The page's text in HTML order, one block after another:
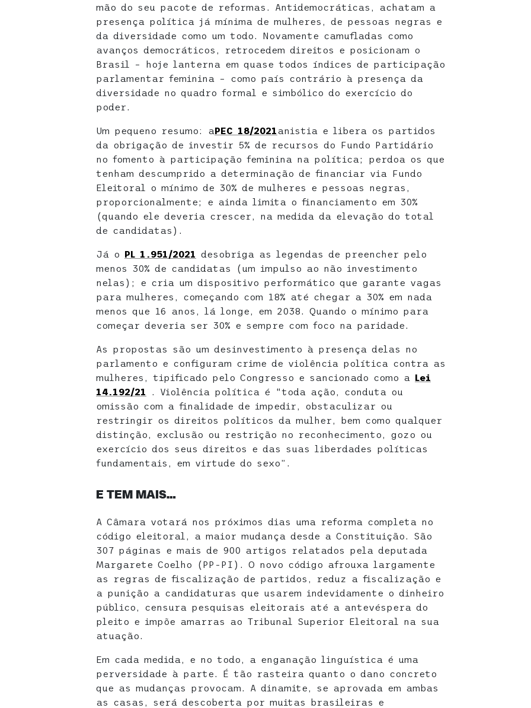
mão do seu pacote de reformas. Antidemocráticas, achatam a
presença política já mínima de mulheres, de pessoas negras e
da diversidade como um todo. Novamente camufladas como
avanços democráticos, retrocedem direitos e posicionam o
Brasil – hoje lanterna em quase todos índices de participação
parlamentar feminina – como país contrário à presença da
diversidade no quadro formal e simbólico do exercício do
poder.
Um pequeno resumo: aPEC 18/2021anistia e libera os partidos
da obrigação de investir 5% de recursos do Fundo Partidário
no fomento à participação feminina na política; perdoa os que
tenham descumprido a determinação de financiar via Fundo
Eleitoral o mínimo de 30% de mulheres e pessoas negras,
proporcionalmente; e ainda limita o financiamento em 30%
(quando ele deveria crescer, na medida da elevação do total
de candidatas).
Já o PL 1.951/2021 desobriga as legendas de preencher pelo
menos 30% de candidatas (um impulso ao não investimento
nelas); e cria um dispositivo performático que garante vagas
para mulheres, começando com 18% até chegar a 30% em nada
menos que 16 anos, lá longe, em 2038. Quando o mínimo para
começar deveria ser 30% e sempre com foco na paridade.
As propostas são um desinvestimento à presença delas no
parlamento e configuram crime de violência política contra as
mulheres, tipificado pelo Congresso e sancionado como a Lei
14.192/21
. Violência política é “toda ação, conduta ou
omissão com a finalidade de impedir, obstaculizar ou
restringir os direitos políticos da mulher, bem como qualquer
distinção, exclusão ou restrição no reconhecimento, gozo ou
exercício dos seus direitos e das suas liberdades políticas
fundamentais, em virtude do sexo”.
E TEM MAIS…
A Câmara votará nos próximos dias uma reforma completa no
código eleitoral, a maior mudança desde a Constituição. São
307 páginas e mais de 900 artigos relatados pela deputada
Margarete Coelho (PP-PI). O novo código afrouxa largamente
as regras de fiscalização de partidos, reduz a fiscalização e
a punição a candidaturas que usarem indevidamente o dinheiro
público, censura pesquisas eleitorais até a antevéspera do
pleito e impõe amarras ao Tribunal Superior Eleitoral na sua
atuação.
Em cada medida, e no todo, a enganação linguística é uma
perversidade à parte. É tão rasteira quanto o dano concreto
que as mudanças provocam. A dinamite, se aprovada em ambas
as casas, será descoberta por muitas brasileiras e